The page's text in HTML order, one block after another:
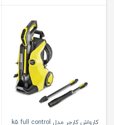
کارواش کارچر مدل k5 full control